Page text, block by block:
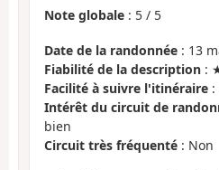
Note globale : 5 / 5
Date de la randonnée : 13
Fiabilité de la description :
Facilité à suivre l'itinéraire
Intérêt du circuit de
bien
Circuit très fréquenté : Non